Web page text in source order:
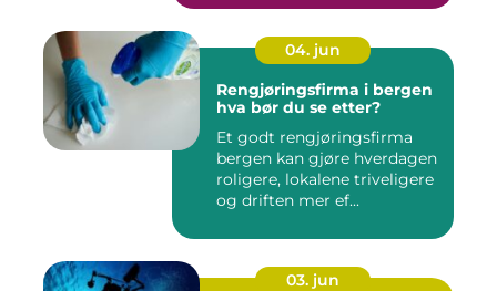
04. jun
Rengjøringsfirma i bergen
hva bør du se etter?
Et godt rengjøringsfirma
bergen kan gjøre hverdagen
roligere, lokalene triveligere
og driften mer ef...
03. jun